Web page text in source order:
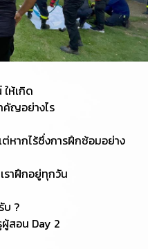
ห้เกิด
คัญอย่างไร
หากไร้ซึ่งการฝึกซ้อมอย่าง
ราฝึกอยู่ทุกวัน
บ ?
สอน Day 2